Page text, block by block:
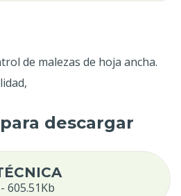
de malezas de hoja ancha.
descargar
605.51Kb